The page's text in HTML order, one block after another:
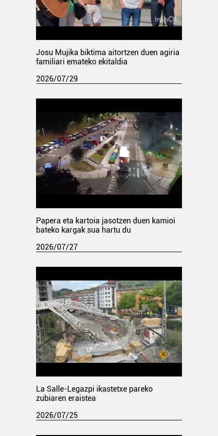
Josu Mujika biktima aitortzen duen agiria
familiari emateko ekitaldia
2026/07/29
Papera eta kartoia jasotzen duen kamioi
bateko kargak sua hartu du
2026/07/27
La Salle-Legazpi ikastetxe pareko
zubiaren eraistea
2026/07/25